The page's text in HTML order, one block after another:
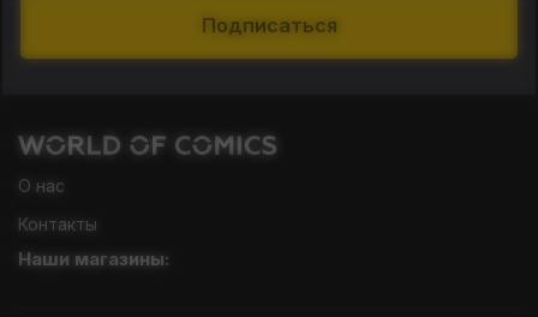
Подписаться
О нас
Контакты
Наши магазины: